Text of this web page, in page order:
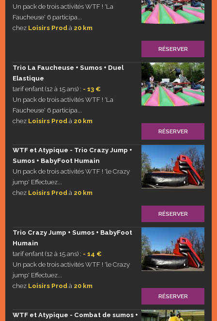
Un pack de trois activités WTF ! 'La
Faucheuse' 6 participa...
chez Loisirs Prodà 20 km
RÉSERVER
Trio La Faucheuse + Sumos + Duel
Elastique
tarif enfant (12 à 15 ans) : - 13 €
Un pack de trois activités WTF ! 'La
Faucheuse' 6 participa...
chez Loisirs Prod à 20 km
RÉSERVER
WTF et Atypique - Trio Crazy Jump +
Sumos + BabyFoot Humain
Un pack de trois activités WTF ! 'le Crazy
jump' Effectuez...
chez Loisirs Prodà 20 km
RÉSERVER
Trio Crazy Jump + Sumos + BabyFoot
Humain
tarif enfant (12 à 15 ans) : - 14 €
Un pack de trois activités WTF ! 'le Crazy
jump' Effectuez...
chez Loisirs Prod à 20 km
RÉSERVER
WTF et Atypique - Combat de sumos +